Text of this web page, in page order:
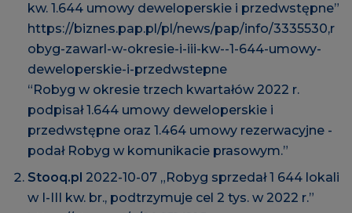
kw. 1.644 umowy deweloperskie i przedwstępne”
https://biznes.pap.pl/pl/news/pap/info/3335530,r
obyg-zawarl-w-okresie-i-iii-kw--1-644-umowy-
deweloperskie-i-przedwstepne
“Robyg w okresie trzech kwartałów 2022 r.
podpisał 1.644 umowy deweloperskie i
przedwstępne oraz 1.464 umowy rezerwacyjne -
podał Robyg w komunikacie prasowym.”
Stooq.pl 2022-10-07 „Robyg sprzedał 1 644 lokali
w I-III kw. br., podtrzymuje cel 2 tys. w 2022 r.”